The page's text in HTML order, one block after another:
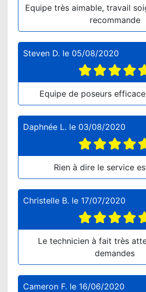
Equipe très aimable, travail
recommande
Steven D. le 05/08/2020
Equipe de poseurs
Daphnée L. le 03/08/2020
Rien à dire le service
Christelle B. le 17/07/2020
Le technicien à fait très
demandes
Cameron F. le 16/06/2020